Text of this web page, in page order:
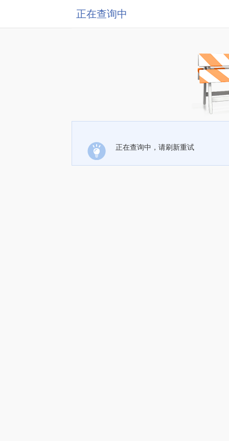
正在查询中
正在查询中，请刷新重试